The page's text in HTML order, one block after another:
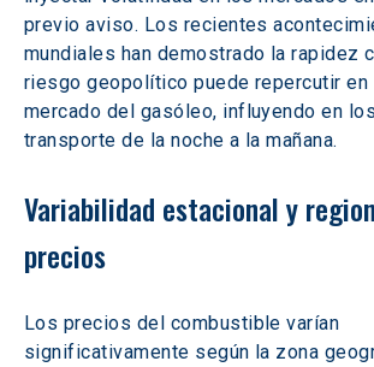
previo aviso. Los recientes
mundiales han demostrado la rapidez
riesgo geopolítico puede repercutir
mercado del gasóleo, influyendo en
transporte de la noche a la mañana.
Variabilidad estacional y
precios
Los precios del combustible varían
significativamente según la zona